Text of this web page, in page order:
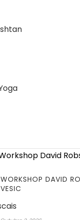
WORKSHOP DAVID
VESIC